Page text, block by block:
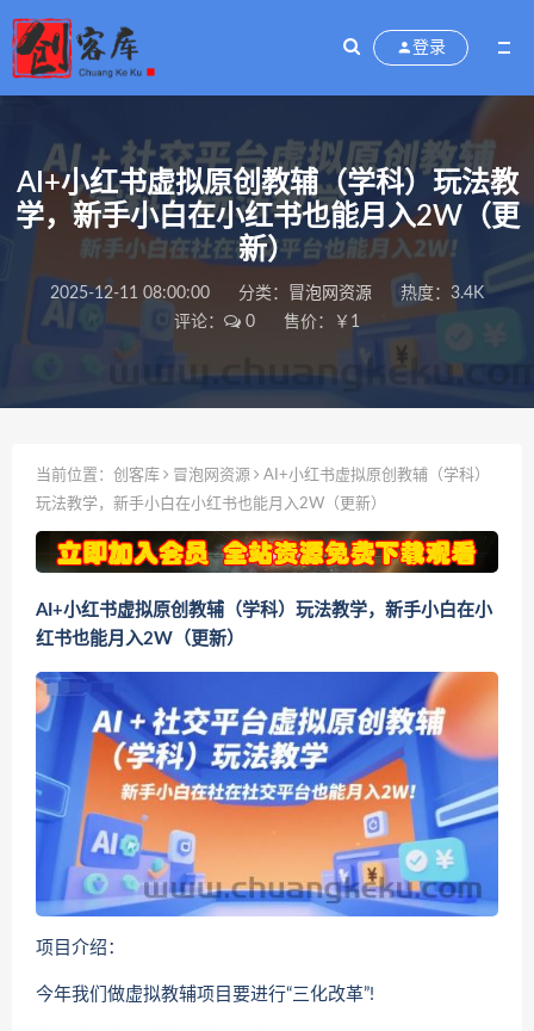
登录
AI+小红书虚拟原创教辅（学科）玩法教
学，新手小白在小红书也能月入2W（更
新）
2025-12-11 08:00:00 分类： 冒泡网资源
热度：3.4K
评论：
0 售价：￥1
当前位置： 创客库 冒泡网资源
AI+小红书虚拟原创教辅（学科）
玩法教学，新手小白在小红书也能月入2W（更新）
AI+小红书虚拟原创教辅（学科）玩法教学，新手小白在小
红书也能月入2W（更新）
项目介绍：
今年我们做虚拟教辅项目要进行“三化改革”!